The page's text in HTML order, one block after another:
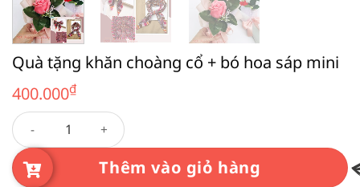
Quà tặng khăn choàng cổ + bó hoa sáp mini
400.000₫
Quà tặng khăn choàng cổ + bó hoa sáp mini số lượng
Thêm vào giỏ hàng